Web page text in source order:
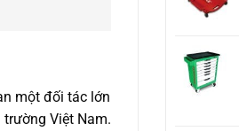
một đối tác lớn
Việt Nam.